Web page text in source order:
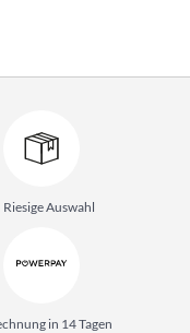
Riesige Auswahl
in 14 Tagen